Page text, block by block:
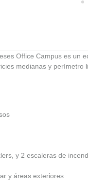
Office Campus es un
medianas y
y 2 escaleras de
y áreas exteriores